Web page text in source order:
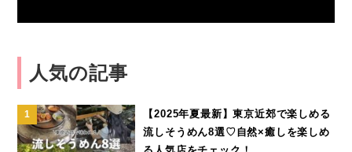
人気の記事
【2025年夏最新】東京近郊で楽しめる
流しそうめん8選♡自然×癒しを楽しめ